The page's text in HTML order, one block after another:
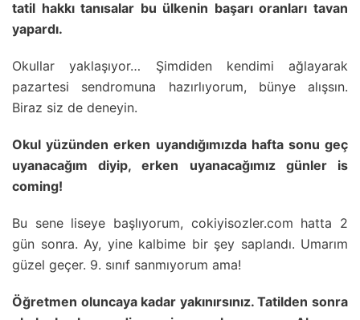
tatil hakkı tanısalar bu ülkenin başarı oranları tavan
yapardı.
Okullar yaklaşıyor… Şimdiden kendimi ağlayarak
pazartesi sendromuna hazırlıyorum, bünye alışsın.
Biraz siz de deneyin.
Okul yüzünden erken uyandığımızda hafta sonu geç
uyanacağım diyip, erken uyanacağımız günler is
coming!
Bu sene liseye başlıyorum, cokiyisozler.com hatta 2
gün sonra. Ay, yine kalbime bir şey saplandı. Umarım
güzel geçer. 9. sınıf sanmıyorum ama!
Öğretmen oluncaya kadar yakınırsınız. Tatilden sonra